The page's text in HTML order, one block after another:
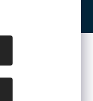
práva vyhrazena.